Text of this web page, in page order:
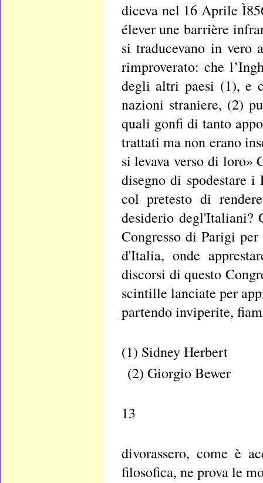
diceva nel 16 Aprile
élever une barrière
si traducevano in vero
rimproverato: che
degli altri paesi (1), e
nazioni straniere, (2)
quali gonfi di tanto
trattati ma non erano
si levava verso di loro»
disegno di spodestare
col pretesto di
desiderio degl'Italiani?
Congresso di Parigi
d'Italia, onde
discorsi di questo
scintille lanciate per
partendo inviperite,
(1) Sidney Herbert
(2) Giorgio Bewer
13
divorassero, come è
filosofica, ne prova le